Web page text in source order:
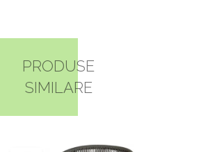
PRODUSE
SIMILARE